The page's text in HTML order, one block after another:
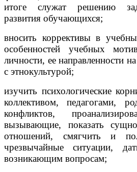
итоге служат решению
развития обучающихся;
вносить коррективы в
особенностей учебных
личности, ее направленности
с этнокультурой;
изучить психологические
коллективом, педагогами,
конфликтов,
вызывающие, показать
отношений, смягчить и
чрезвычайные ситуации,
возникающим вопросам;